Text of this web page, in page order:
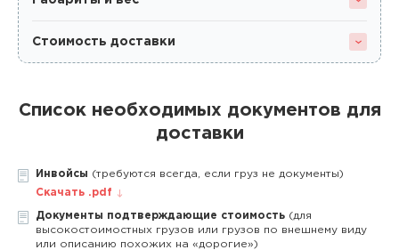
Стоимость доставки
Список необходимых документов для
доставки
Инвойсы (требуются всегда, если груз не документы)
Скачать .pdf
Документы подтверждающие стоимость (для
высокостоимостных грузов или грузов по внешнему виду
или описанию похожих на «дорогие»)